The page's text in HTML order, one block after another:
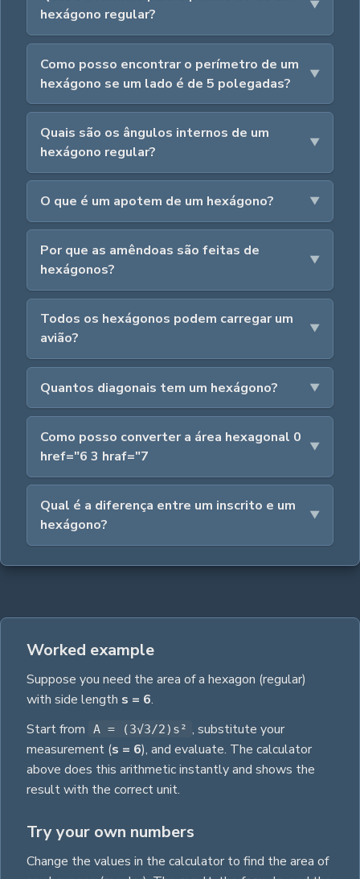
hexágono regular?
Como posso encontrar o perímetro de um
hexágono se um lado é de 5 polegadas?
Quais são os ângulos internos de um
hexágono regular?
O que é um apotem de um hexágono?
Por que as amêndoas são feitas de
hexágonos?
Todos os hexágonos podem carregar um
avião?
Quantos diagonais tem um hexágono?
Como posso converter a área hexagonal 0
href="6 3 hraf="7
Qual é a diferença entre um inscrito e um
hexágono?
Worked example
Suppose you need the area of a hexagon (regular)
with side length s = 6.
Start from
A = (3√3/2)s² , substitute your
measurement (s = 6), and evaluate. The calculator
above does this arithmetic instantly and shows the
result with the correct unit.
Try your own numbers
Change the values in the calculator to find the area of